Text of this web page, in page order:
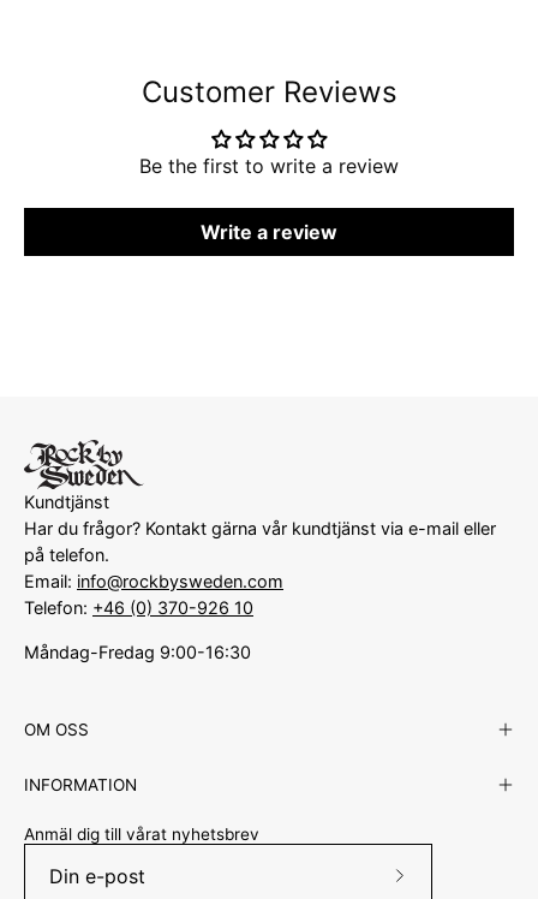
Customer Reviews
Be the first to write a review
Write a review
Kundtjänst
Har du frågor? Kontakt gärna vår kundtjänst via e-mail eller
på telefon.
Email: info@rockbysweden.com
Telefon: +46 (0) 370-926 10
Måndag-Fredag 9:00-16:30
OM OSS
INFORMATION
Anmäl dig till vårat nyhetsbrev